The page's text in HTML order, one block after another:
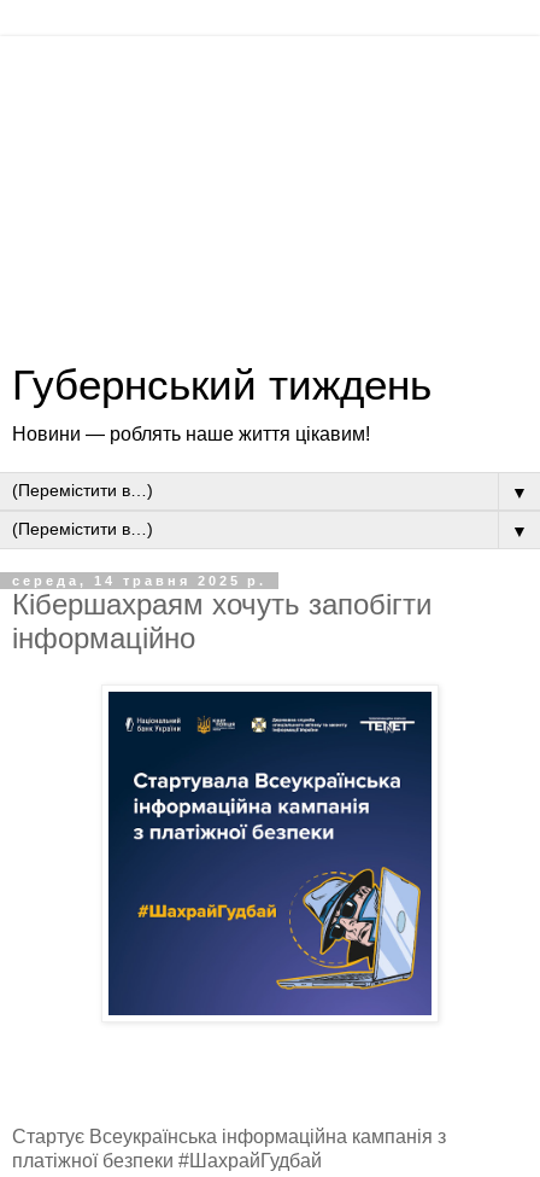
Губернський тиждень
Новини — роблять наше життя цікавим!
▼
▼
середа, 14 травня 2025 р.
Кібершахраям хочуть запобігти
інформаційно
Стартує Всеукраїнська інформаційна кампанія з
платіжної безпеки #ШахрайГудбай